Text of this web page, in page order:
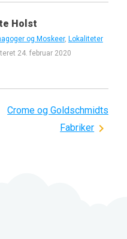
Holst
og Moskeer, Lokaliteter
24. februar 2020
Crome og Goldschmidts
Fabriker